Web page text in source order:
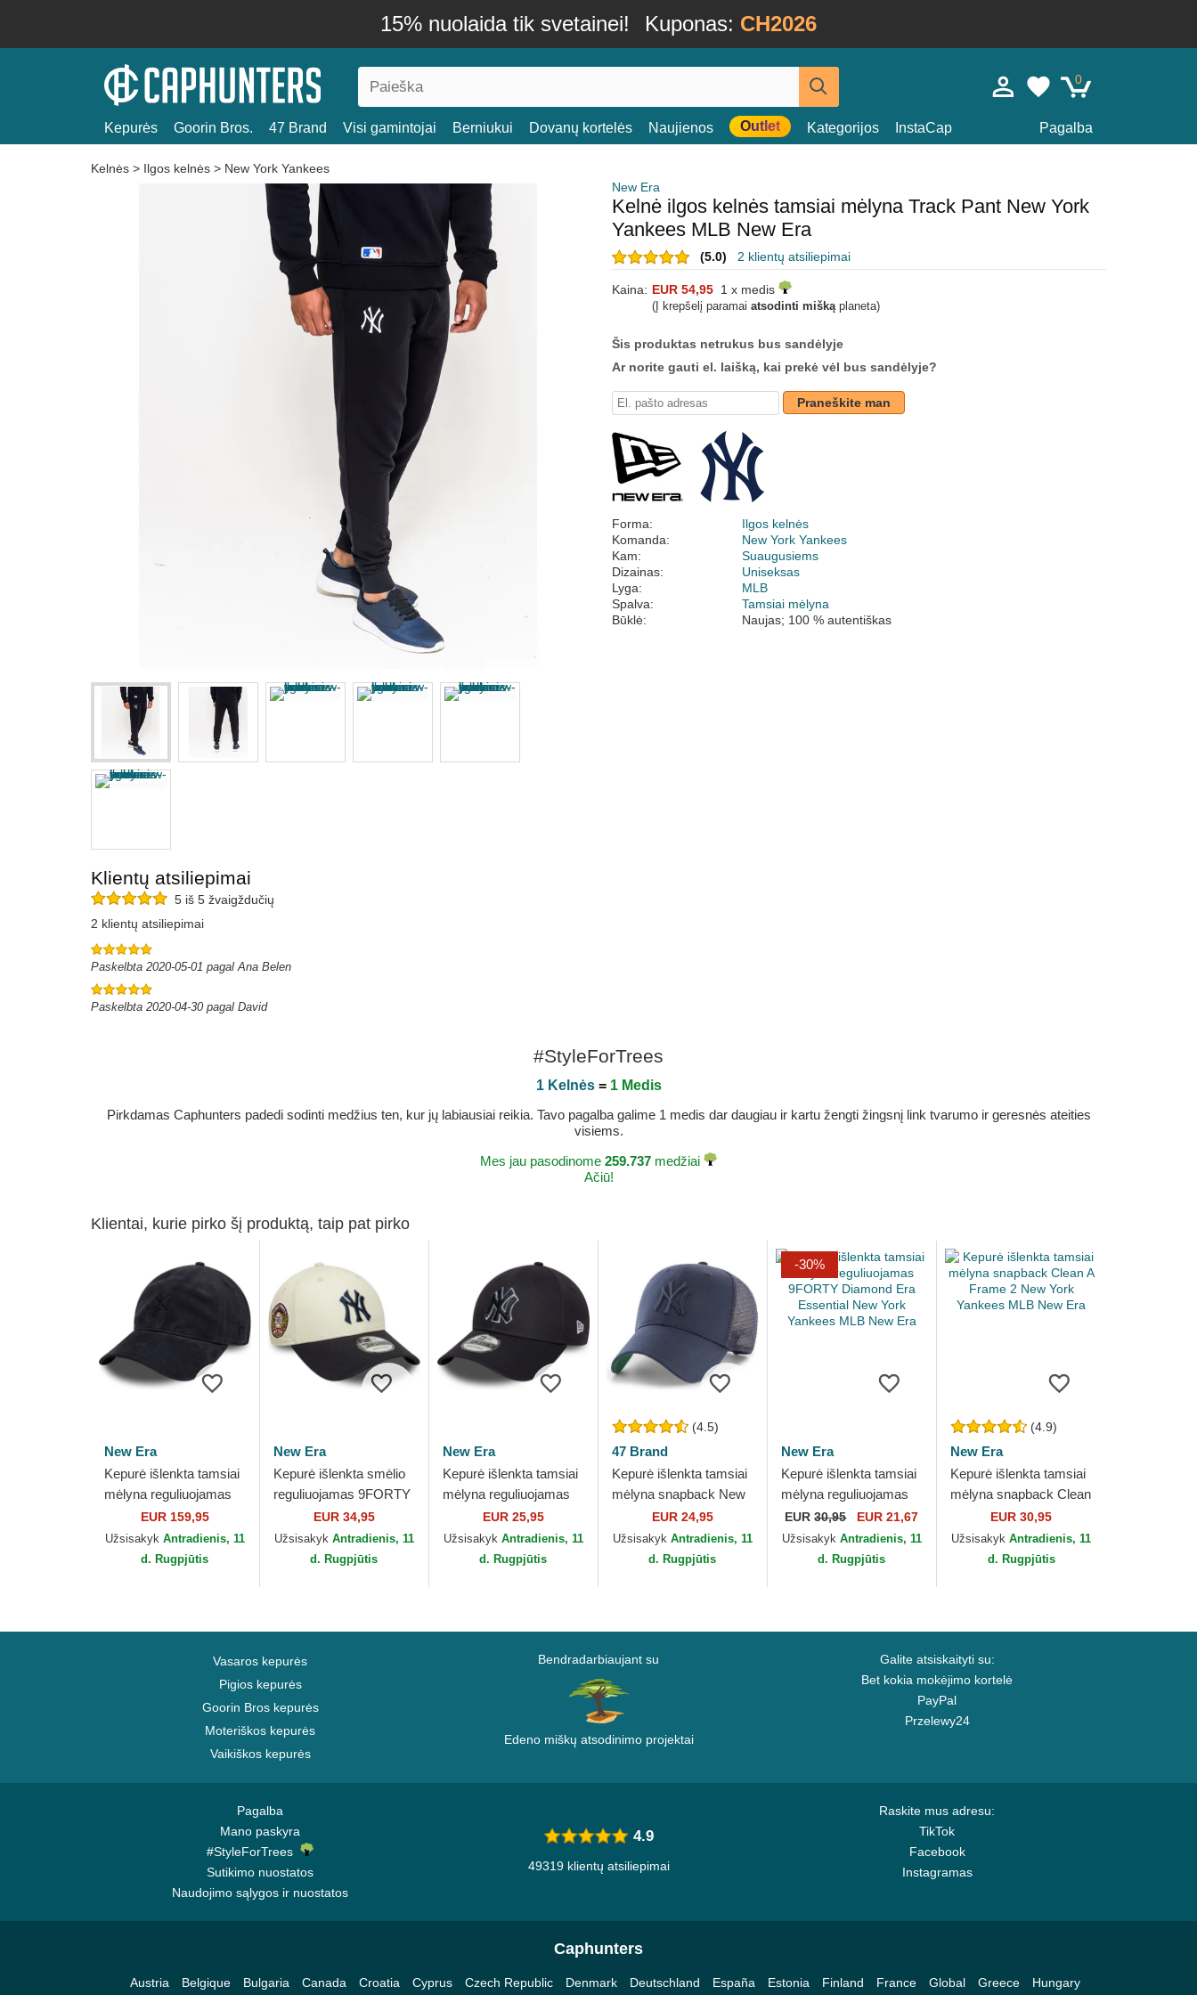
15% nuolaida tik svetainei! Kuponas: CH2026
0
Kepurės Goorin Bros. 47 Brand Visi gamintojai Berniukui Dovanų kortelės Naujienos Outlet Kategorijos InstaCap Pagalba
Kelnės > Ilgos kelnės > New York Yankees
New Era
Kelnė ilgos kelnės tamsiai mėlyna Track Pant New York
Yankees MLB New Era
(5.0) 2 klientų atsiliepimai
Kaina: EUR 54,95 1 x medis
(Į krepšelį paramai atsodinti miškąplaneta)
Šis produktas netrukus bus sandėlyje
Ar norite gauti el. laišką, kai prekė vėl bus sandėlyje?
Praneškite man
Forma:
Ilgos kelnės
Komanda:
New York Yankees
Kam:
Suaugusiems
Dizainas:
Uniseksas
Lyga:
MLB
Spalva:
Tamsiai mėlyna
Būklė:
Naujas; 100 % autentiškas
Klientų atsiliepimai
5 iš 5 žvaigždučių
2 klientų atsiliepimai
Paskelbta 2020-05-01 pagal Ana Belen
Paskelbta 2020-04-30 pagal David
#StyleForTrees
1 Kelnės= 1 Medis
Pirkdamas Caphunters padedi sodinti medžius ten, kur jų labiausiai reikia. Tavo pagalba galime 1 medis dar daugiau ir kartu žengti žingsnį link tvarumo ir geresnės ateities
visiems.
Mes jau pasodinome 259.737 medžiai
Ačiū!
Klientai, kurie pirko šį produktą, taip pat pirko
New Era
Kepurė išlenkta tamsiai
mėlyna reguliuojamas
9TWENTY Suede New
York Yankees MLB
New Era
EUR 159,95
Užsisakyk Antradienis, 11
d. Rugpjūtis
New Era
Kepurė išlenkta smėlio
reguliuojamas 9FORTY
World Series New York
Yankees MLB New Era
EUR 34,95
Užsisakyk Antradienis, 11
d. Rugpjūtis
New Era
Kepurė išlenkta tamsiai
mėlyna reguliuojamas
9FORTY Outline New
York Yankees MLB
New Era
EUR 25,95
Užsisakyk Antradienis, 11
d. Rugpjūtis
(4.5)
47 Brand
Kepurė išlenkta tamsiai
mėlyna snapback New
York Yankees MLB 47
Brand
EUR 24,95
Užsisakyk Antradienis, 11
d. Rugpjūtis
-30%
New Era
Kepurė išlenkta tamsiai
mėlyna reguliuojamas
9FORTY Diamond Era
Essential New York
Yankees MLB...
EUR30,95 EUR 21,67
Užsisakyk Antradienis, 11
d. Rugpjūtis
(4.9)
New Era
Kepurė išlenkta tamsiai
mėlyna snapback Clean
A Frame 2 New York
Yankees MLB New Era
EUR 30,95
UžsisakykAntradienis, 11
d. Rugpjūtis
Vasaros kepurės
Pigios kepurės
Goorin Bros kepurės
Moteriškos kepurės
Vaikiškos kepurės
Bendradarbiaujant su
Edeno miškų atsodinimo projektai
Galite atsiskaityti su:
Bet kokia mokėjimo kortelė
PayPal
Przelewy24
Pagalba
Mano paskyra
#StyleForTrees
Sutikimo nuostatos
Naudojimo sąlygos ir nuostatos
Raskite mus adresu:
TikTok
Facebook
Instagramas
4.9
49319 klientų atsiliepimai
Caphunters
Austria Belgique Bulgaria Canada Croatia Cyprus Czech Republic Denmark Deutschland España Estonia Finland France Global Greece Hungary